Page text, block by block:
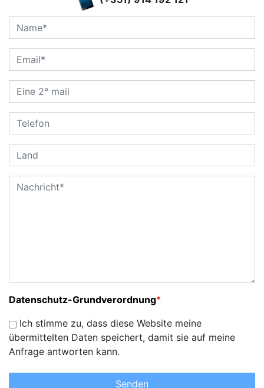
Datenschutz-Grundverordnung*
Ich stimme zu, dass diese Website meine
übermittelten Daten speichert, damit sie auf meine
Anfrage antworten kann.
Senden